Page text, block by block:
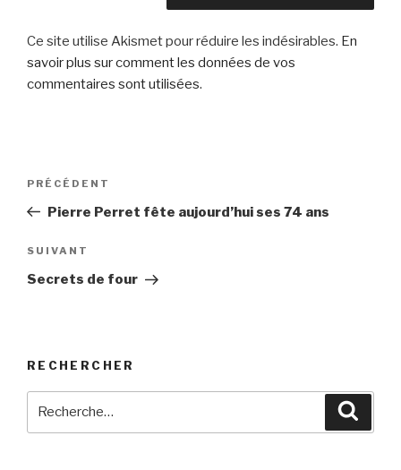
Ce site utilise Akismet pour réduire les indésirables. En
savoir plus sur comment les données de vos
commentaires sont utilisées.
Navigation
l’article
Article
précédent
PRÉCÉDENT
Pierre Perret fête aujourd’hui ses 74 ans
Article
suivant
SUIVANT
Secrets de four
RECHERCHER